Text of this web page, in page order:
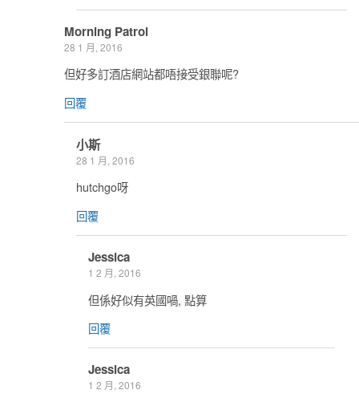
Morning Patrol
28 1 月, 2016
但好多訂酒店網站都唔接受銀聯呢?
回覆
小斯
28 1 月, 2016
hutchgo呀
回覆
Jessica
1 2 月, 2016
但係好似有英國喎, 點算
回覆
Jessica
1 2 月, 2016